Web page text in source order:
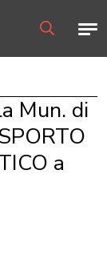
Mun. di
a